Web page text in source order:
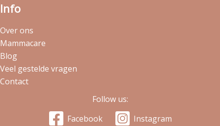
Info
Over ons
Mammacare
Blog
Veel gestelde vragen
Contact
Follow us:
Facebook
Instagram